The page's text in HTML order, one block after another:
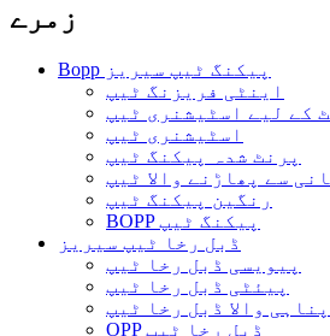
زمرے
Bopp پیکنگ ٹیپ سیریز
اینٹی فریزنگ ٹیپ
کے لیے اسٹیشنری ٹیپ
اسٹیشنری ٹیپ
پرنٹ شدہ پیکنگ ٹیپ
سے پھاڑنے والا ٹیپ
رنگین پیکنگ ٹیپ
BOPP پیکنگ ٹیپ
ڈبل رخا ٹیپ سیریز
پیویسی ڈبل رخا ٹیپ
پیئٹی ڈبل رخا ٹیپ
والا ڈبل ​​رخا ٹیپ
OPP ڈبل رخا ٹیپ